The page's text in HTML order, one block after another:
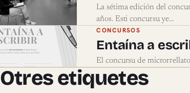
La sétima edición del
años. Esti concursu ye…
CONCURSOS
Entaína a
El concursu de
Otres etiquetes